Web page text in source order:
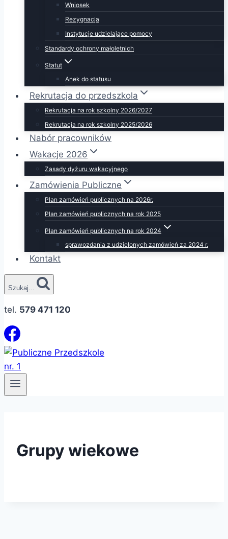
Wniosek
Rezygnacja
Instytucje udzielające pomocy
Standardy ochrony małoletnich
Statut
Anek do statusu
Rekrutacja do przedszkola
Rekrutacja na rok szkolny 2026/2027
Rekrutacja na rok szkolny 2025/2026
Nabór pracowników
Wakacje 2026
Zasady dyżuru wakacyjnego
Zamówienia Publiczne
Plan zamówień publicznych na 2026r.
Plan zamówień publicznych na rok 2025
Plan zamówień publicznych na rok 2024
sprawozdania z udzielonych zamówień za 2024 r.
Kontakt
Szukaj...
tel. 579 471 120
Grupy wiekowe